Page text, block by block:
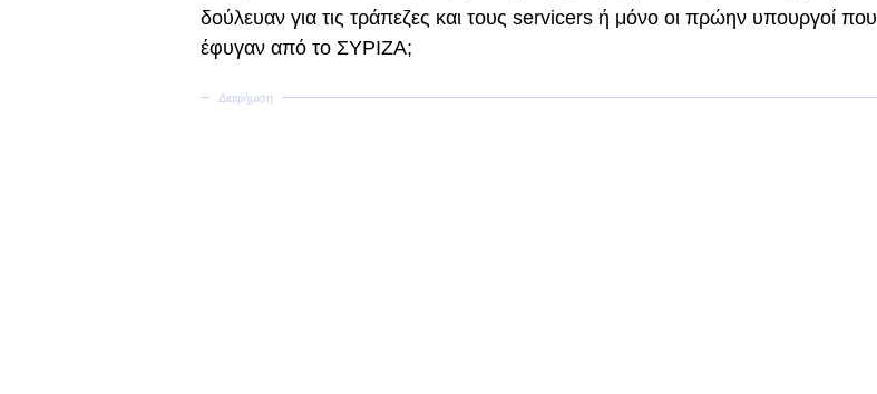
δούλευαν για τις τράπεζες και τους servicers ή μόνο οι πρώην υπουργοί που
έφυγαν από το ΣΥΡΙΖΑ;